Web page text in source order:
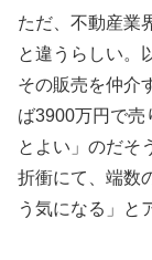
ただ、不動産業
と違うらしい。
その販売を仲介
ば3900万円で売
とよい」のだそ
折衝にて、端数
う気になる」と